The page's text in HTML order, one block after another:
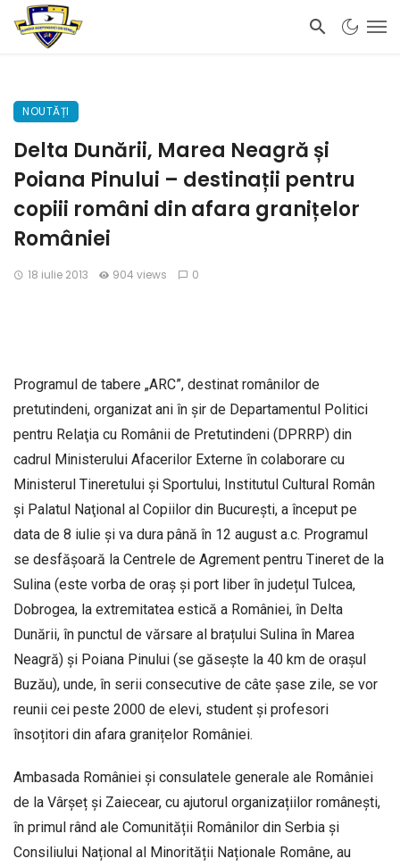
NOUTĂȚI
Delta Dunării, Marea Neagră și
Poiana Pinului – destinații pentru
copiii români din afara granițelor
României
18 iulie 2013 904 views 0
Programul de tabere „ARC”, destinat românilor de
pretutindeni, organizat ani în șir de Departamentul Politici
pentru Relaţia cu Românii de Pretutindeni (DPRRP) din
cadrul Ministerului Afacerilor Externe în colaborare cu
Ministerul Tineretului şi Sportului, Institutul Cultural Român
şi Palatul Naţional al Copiilor din Bucureşti, a început pe
data de 8 iulie și va dura până în 12 august a.c. Programul
se desfășoară la Centrele de Agrement pentru Tineret de la
Sulina (este vorba de oraș și port liber în județul Tulcea,
Dobrogea, la extremitatea estică a României, în Delta
Dunării, în punctul de vărsare al brațului Sulina în Marea
Neagră) și Poiana Pinului (se găsește la 40 km de orașul
Buzău), unde, în serii consecutive de câte șase zile, se vor
reunii cei peste 2000 de elevi, student și profesori
însoțitori din afara granițelor României.
Ambasada României și consulatele generale ale României
de la Vârșeț și Zaiecear, cu ajutorul organizațiilor românești,
în primul rând ale Comunității Românilor din Serbia și
Consiliului Național al Minorității Naționale Române, au